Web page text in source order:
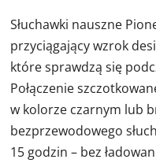
Słuchawki nauszne
przyciągający wzrok
które sprawdzą się
Połączenie
w kolorze czarnym lub
bezprzewodowego
15 godzin – bez